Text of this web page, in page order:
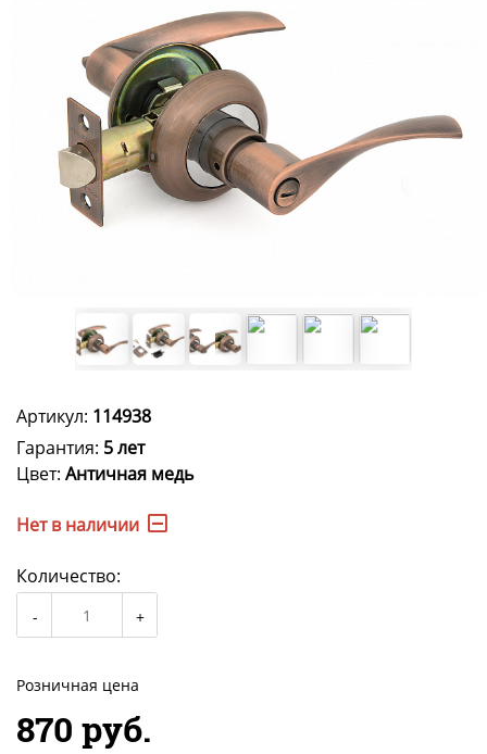
Артикул: 114938
Гарантия: 5 лет
Цвет: Античная медь
Нет в наличии
Количество:
Розничная цена
870 руб.